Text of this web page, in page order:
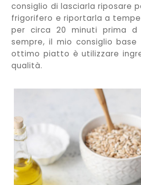
consiglio di lasciarla riposare
frigorifero e riportarla a
per circa 20 minuti prima d
sempre, il mio consiglio
ottimo piatto è utilizzare
qualità.